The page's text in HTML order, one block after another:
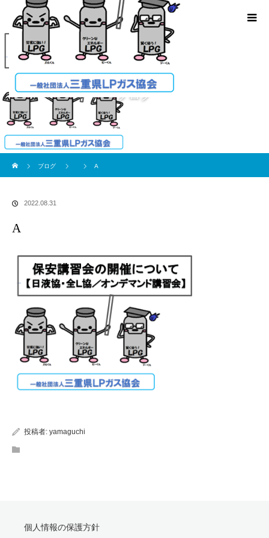
ブログ
ブログ
A
2022.08.31
A
投稿者: yamaguchi
個人情報の保護方針